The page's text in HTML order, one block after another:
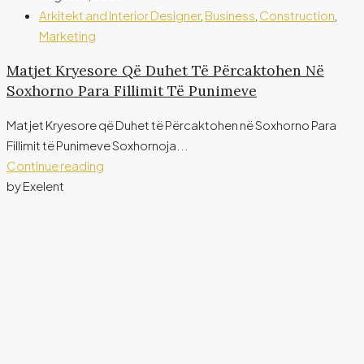
Arkitekt and Interior Designer, Business Construction
Marketing
Matjet Kryesore Që Duhet Të Përcaktohen Në
Soxhorno Para Fillimit Të Punimeve
Matjet Kryesore që Duhet të Përcaktohen në Soxhorno Para
Fillimit të Punimeve Soxhornoja...
Continue reading
by Exelent